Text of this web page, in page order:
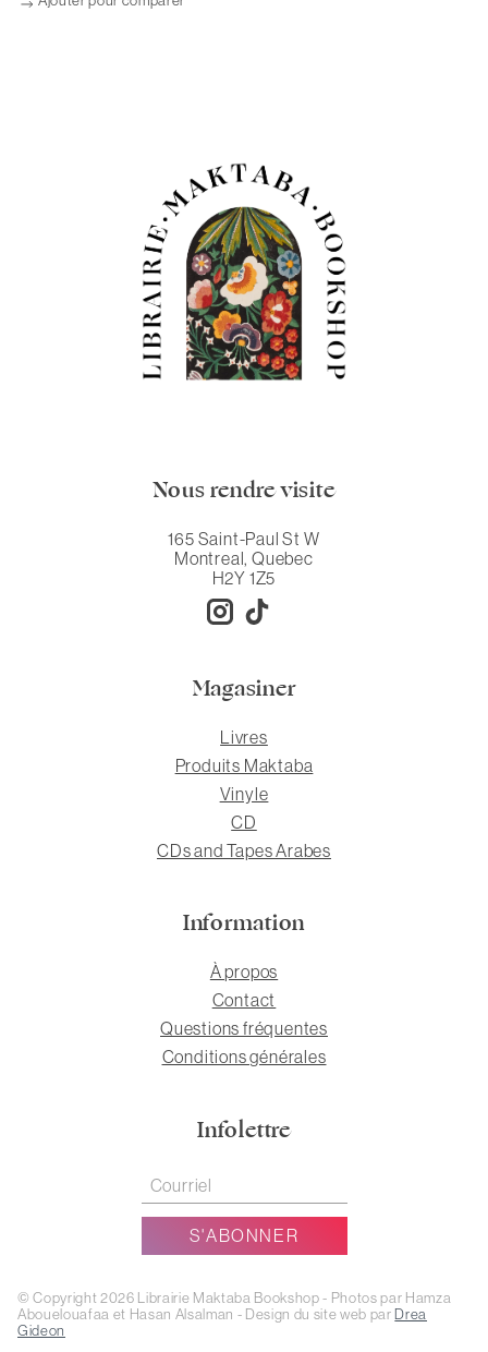
Nous rendre visite
165 Saint-Paul St W
Montreal, Quebec
H2Y 1Z5
Magasiner
Livres
Produits Maktaba
Vinyle
CD
CDs and Tapes Arabes
Information
À propos
Contact
Questions fréquentes
Conditions générales
Infolettre
© Copyright 2026 Librairie Maktaba Bookshop - Photos par Hamza
Abouelouafaa et Hasan Alsalman - Design du site web parDrea
Gideon